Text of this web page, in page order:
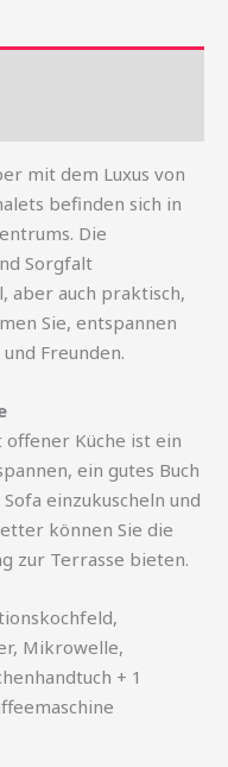
mit dem Luxus von
befinden sich in
Die
Sorgfalt
aber auch praktisch,
Sie, entspannen
Freunden.
Küche ist ein
ein gutes Buch
einzukuscheln und
können Sie die
zur Terrasse bieten.
Mikrowelle,
+ 1